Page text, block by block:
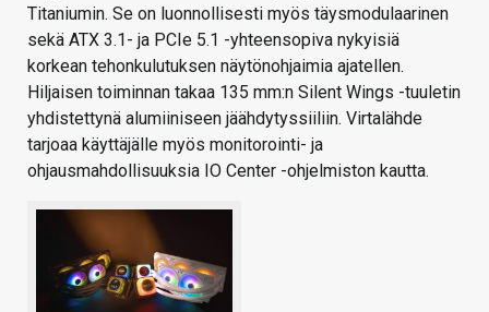
Titaniumin. Se on luonnollisesti myös täysmodulaarinen
sekä ATX 3.1- ja PCIe 5.1 -yhteensopiva nykyisiä
korkean tehonkulutuksen näytönohjaimia ajatellen.
Hiljaisen toiminnan takaa 135 mm:n Silent Wings -tuuletin
yhdistettynä alumiiniseen jäähdytyssiiliin. Virtalähde
tarjoaa käyttäjälle myös monitorointi- ja
ohjausmahdollisuuksia IO Center -ohjelmiston kautta.